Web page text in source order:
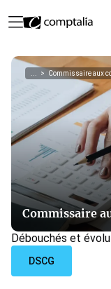
> Commissaire aux
Commissaire
Débouchés et
DSCG